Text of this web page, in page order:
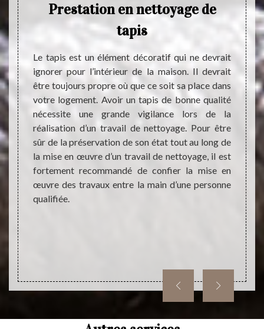
très
a
des
pour
Il
sans
Prestation en nettoyage de
tapis
Le tapis est un élément décoratif qui ne devrait
ignorer pour l’intérieur de la maison. Il devrait
être toujours propre où que ce soit sa place dans
votre logement. Avoir un tapis de bonne qualité
nécessite une grande vigilance lors de la
réalisation d’un travail de nettoyage. Pour être
sûr de la préservation de son état tout au long de
la mise en œuvre d’un travail de nettoyage, il est
fortement recommandé de confier la mise en
œuvre des travaux entre la main d’une personne
qualifiée.
Si
peut
cela
sans
nous